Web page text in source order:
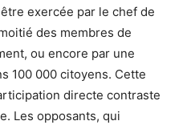
exercée par le chef de
des membres de
ou encore par une
100 000 citoyens. Cette
directe contraste
Les opposants, qui